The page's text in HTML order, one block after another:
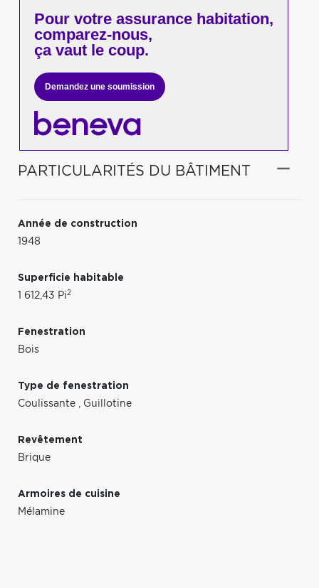
Pour votreassurance habitation,
comparez-nous,
ça vaut le coup.
Demandez une soumission
PARTICULARITÉS DU BÂTIMENT
Année de construction
1948
Superficie habitable
1 612,43 Pi2
Fenestration
Bois
Type de fenestration
Coulissante , Guillotine
Revêtement
Brique
Armoires de cuisine
Mélamine